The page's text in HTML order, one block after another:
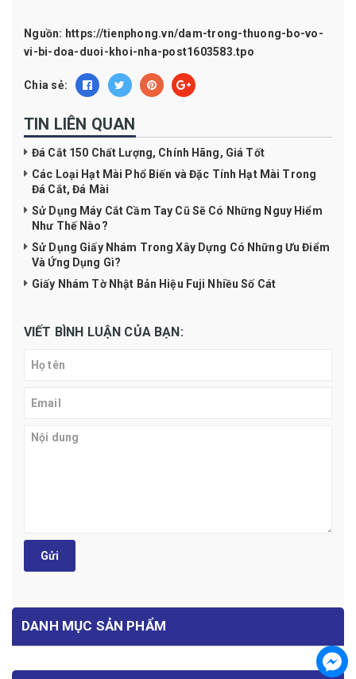
Nguồn: https://tienphong.vn/dam-trong-thuong-bo-vo-
vi-bi-doa-duoi-khoi-nha-post1603583.tpo
Chia sẻ:
TIN LIÊN QUAN
Đá Cắt 150 Chất Lượng, Chính Hãng, Giá Tốt
Các Loại Hạt Mài Phổ Biến và Đặc Tính Hạt Mài Trong
Đá Cắt, Đá Mài
Sử Dụng Máy Cắt Cầm Tay Cũ Sẽ Có Những Nguy Hiểm
Như Thế Nào?
Sử Dụng Giấy Nhám Trong Xây Dựng Có Những Ưu Điểm
Và Ứng Dụng Gì?
Giấy Nhám Tờ Nhật Bản Hiệu Fuji Nhiều Số Cát
VIẾT BÌNH LUẬN CỦA BẠN:
Gửi
DANH MỤC SẢN PHẨM